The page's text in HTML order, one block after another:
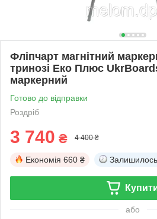
Фліпчарт магнітний
тринозі Еко Плюс
маркерний
Готово до відправки
Роздріб
3 740 ₴ 4 400 ₴
Економія 660 ₴ Залишилось
або